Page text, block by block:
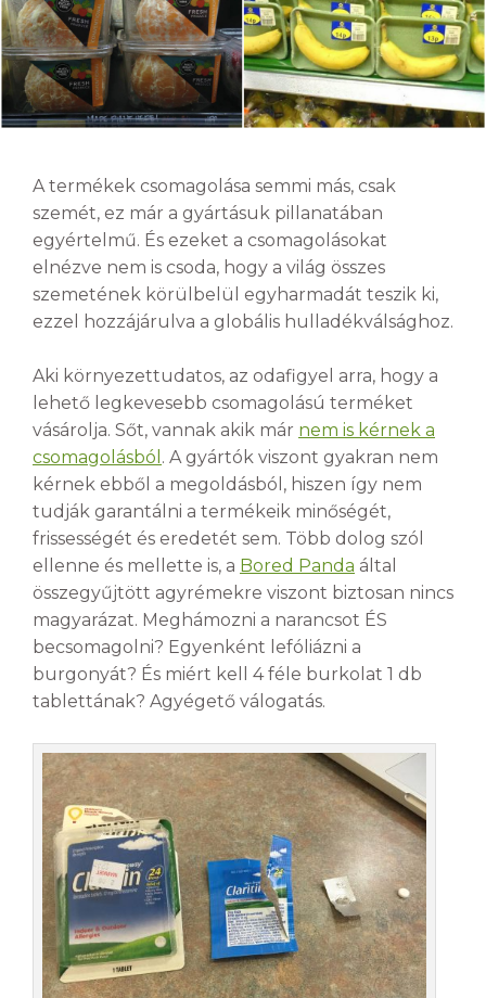
A termékek csomagolása semmi más, csak
szemét, ez már a gyártásuk pillanatában
egyértelmű. És ezeket a csomagolásokat
elnézve nem is csoda, hogy a világ összes
szemetének körülbelül egyharmadát teszik ki,
ezzel hozzájárulva a globális hulladékválsághoz.
Aki környezettudatos, az odafigyel arra, hogy a
lehető legkevesebb csomagolású terméket
vásárolja. Sőt, vannak akik már nem is kérnek a
csomagolásból . A gyártók viszont gyakran nem
kérnek ebből a megoldásból, hiszen így nem
tudják garantálni a termékeik minőségét,
frissességét és eredetét sem. Több dolog szól
ellenne és mellette is, a Bored Panda által
összegyűjtött agyrémekre viszont biztosan nincs
magyarázat. Meghámozni a narancsot ÉS
becsomagolni? Egyenként lefóliázni a
burgonyát? És miért kell 4 féle burkolat 1 db
tablettának? Agyégető válogatás.